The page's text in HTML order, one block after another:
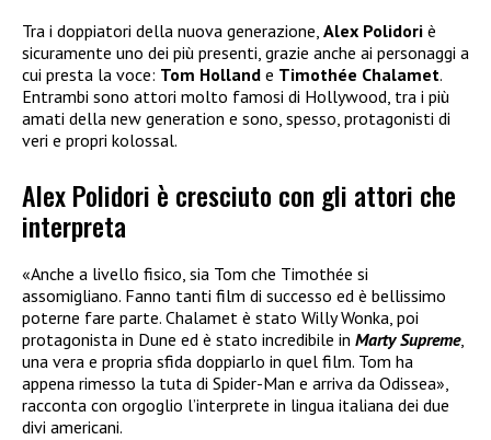
Tra i doppiatori della nuova generazione, Alex Polidori è
sicuramente uno dei più presenti, grazie anche ai personaggi a
cui presta la voce: Tom Holland e Timothée Chalamet.
Entrambi sono attori molto famosi di Hollywood, tra i più
amati della new generation e sono, spesso, protagonisti di
veri e propri kolossal.
Alex Polidori è cresciuto con gli attori che
interpreta
«Anche a livello fisico, sia Tom che Timothée si
assomigliano. Fanno tanti film di successo ed è bellissimo
poterne fare parte. Chalamet è stato Willy Wonka, poi
protagonista in Dune ed è stato incredibile in Marty Supreme,
una vera e propria sfida doppiarlo in quel film. Tom ha
appena rimesso la tuta di Spider-Man e arriva da Odissea»,
racconta con orgoglio l’interprete in lingua italiana dei due
divi americani.